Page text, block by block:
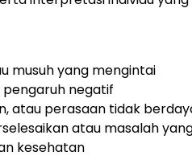
musuh yang mengintai
negatif
atau perasaan tidak
atau masalah
kesehatan